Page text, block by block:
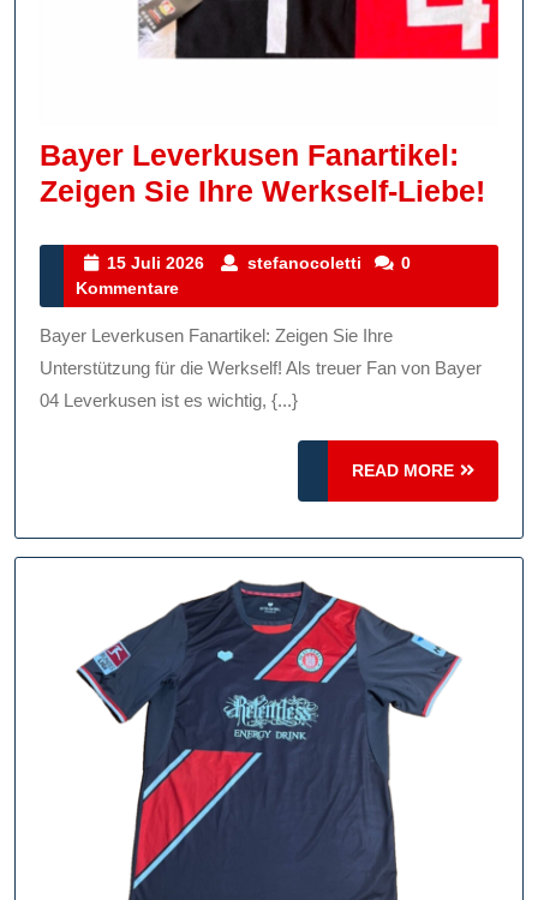
Bayer Leverkusen Fanartikel:
Zeigen Sie Ihre Werkself-Liebe!
15 Juli 2026
15
2026
stefanocoletti stefanocoletti
0
Kommentare
Bayer Leverkusen Fanartikel: Zeigen Sie Ihre
Unterstützung für die Werkself! Als treuer Fan von Bayer
04 Leverkusen ist es wichtig, {...}
READ MORE
READ
MORE